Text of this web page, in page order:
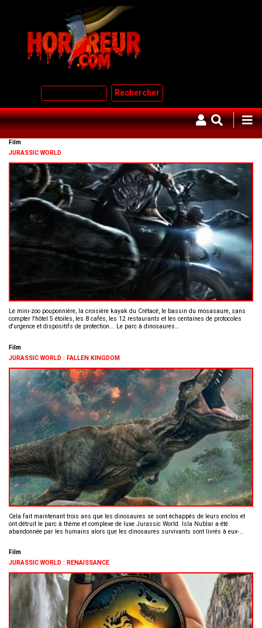
Rechercher
Film
JURASSIC WORLD
Le mini-zoo pouponnière, la croisière kayak du Crétacé, le bassin du mosasaure, sans
compter l'hôtel 5 étoiles, les 8 cafés, les 12 restaurants et les centaines de protocoles
d'urgence et dispositifs de protection... Le parc à dinosaures…
Film
JURASSIC WORLD : FALLEN KINGDOM
Cela fait maintenant trois ans que les dinosaures se sont échappés de leurs enclos et
ont détruit le parc à thème et complexe de luxe Jurassic World. Isla Nublar a été
abandonnée par les humains alors que les dinosaures survivants sont livrés à eux-…
Film
JURASSIC WORLD : RENAISSANCE